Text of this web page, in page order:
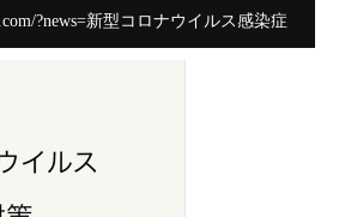
?news=新型コロナウイルス感染症